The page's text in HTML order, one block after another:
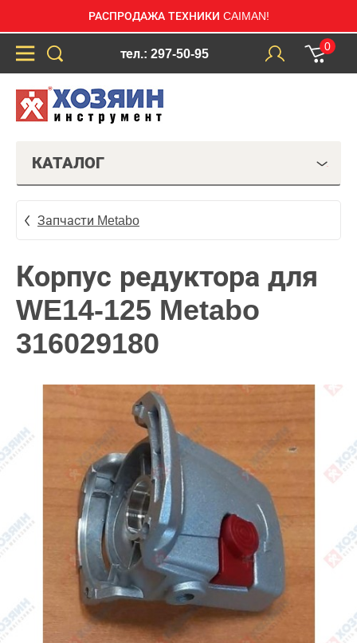
РАСПРОДАЖА ТЕХНИКИ CAIMAN!
тел.: 297-50-95
0
КАТАЛОГ
Запчасти Metabo
Корпус редуктора для
WE14-125 Metabo
316029180